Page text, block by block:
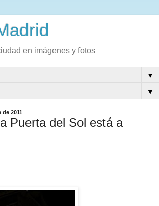
en imágenes y fotos
▼
▼
2011
Puerta del Sol está a